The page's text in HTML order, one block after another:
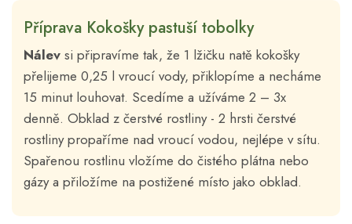
Příprava Kokošky pastuší tobolky
Nálev si připravíme tak, že 1 lžičku natě kokošky
přelijeme 0,25 l vroucí vody, přiklopíme a necháme
15 minut louhovat. Scedíme a užíváme 2 – 3x
denně. Obklad z čerstvé rostliny - 2 hrsti čerstvé
rostliny propaříme nad vroucí vodou, nejlépe v sítu.
Spařenou rostlinu vložíme do čistého plátna nebo
gázy a přiložíme na postižené místo jako obklad.